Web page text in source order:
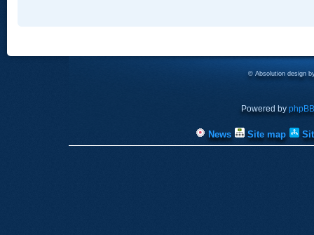
© Absolution design
Powered by phpBB
News Site map